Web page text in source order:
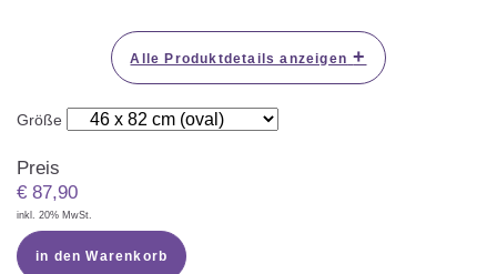
Dreieckstuch & Schnuffeltuch
Mulltücher
Spezialkissen
Seitenlagerung
GESCHENKGUTSCHEIN
GESCHENKSETS & AKTIONEN
Alle Produktdetails anzeigen +
Größe
Preis
€ 87,90
inkl. 20% MwSt.
in den Warenkorb